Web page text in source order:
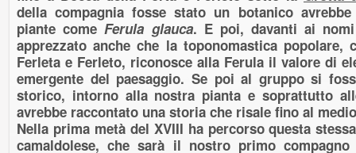
della compagnia fosse stato un botanico
piante comeFerula glauca. E poi, davanti ai
apprezzato anche che la toponomastica popolare,
Ferleta e Ferleto, riconosce alla Ferula il valore di
emergente del paesaggio. Se poi al gruppo si
storico, intorno alla nostra pianta e soprattutto
avrebbe raccontato una storia che risale fino al
Nella prima metà del XVIII ha percorso questa
camaldolese, che sarà il nostro primo